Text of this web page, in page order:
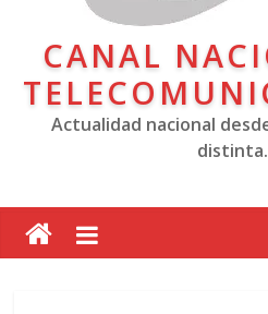
CANAL
Actualidad nacional
distinta.